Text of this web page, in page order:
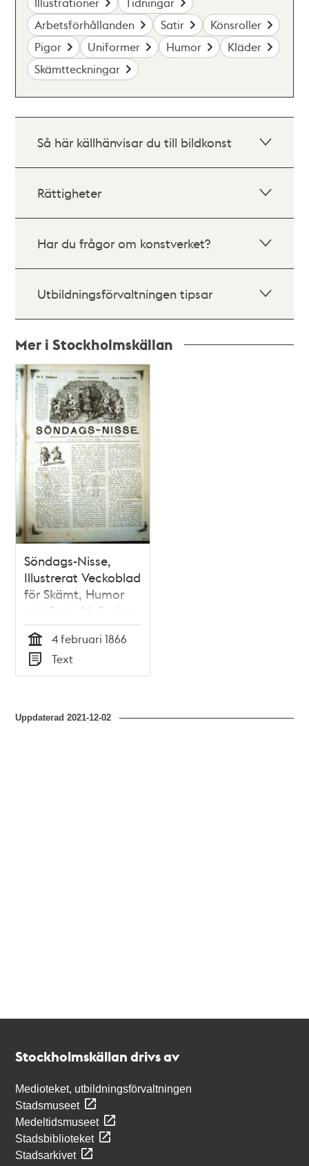
Arbetsförhållanden
Satir
Könsroller
Pigor
Uniformer Humor
Kläder
Skämtteckningar
Så här källhänvisar du till bildkonst
Rättigheter
Har du frågor om konstverket?
Utbildningsförvaltningen tipsar
Mer i Stockholmskällan
Relaterade
poster
och
teman
Söndags-Nisse,
Illustrerat Veckoblad
för Skämt, Humor
och Satir, Nr 5, den
4 februari 1866
Tid
4 februari 1866
Typ
Text
Uppdaterad2021-12-02
Stockholmskällan drivs av
Medioteket, utbildningsförvaltningen
Stadsmuseet
Medeltidsmuseet
Stadsbiblioteket
Stadsarkivet